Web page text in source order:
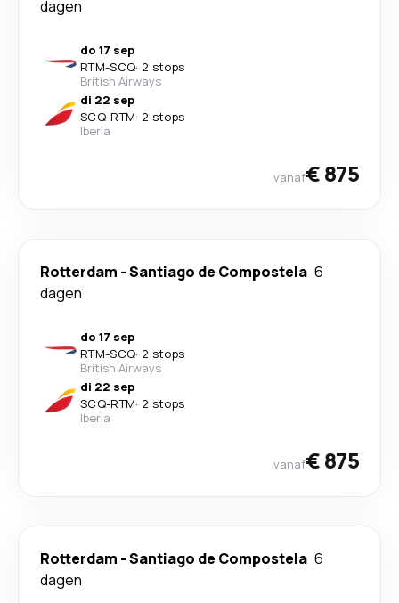
dagen
do 17 sep
RTM-SCQ· 2 stops
British Airways
di 22 sep
SCQ-RTM· 2 stops
Iberia
vanaf€ 875
Rotterdam -Santiago de Compostela 6
dagen
do 17 sep
RTM-SCQ· 2 stops
British Airways
di 22 sep
SCQ-RTM· 2 stops
Iberia
vanaf€ 875
Rotterdam -Santiago de Compostela 6
dagen